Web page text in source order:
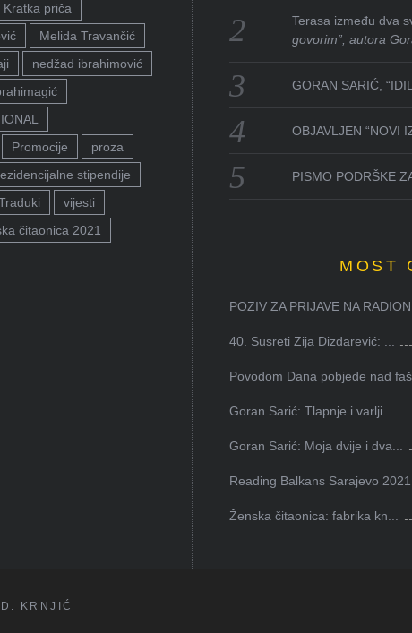
Kratka priča
Melida Travančić
nedžad ibrahimović
Promocije
proza
stipendije
vijesti
čitaonica 2021
Terasa između dva
govorim”, autora
GORAN SARIĆ,
OBJAVLJEN “NOVI
PISMO PODRŠKE
MOST
POZIV ZA PRIJAVE NA
40. Susreti Zija Dizdarević: ...
Povodom Dana pobjede nad
Goran Sarić: Tlapnje i varlji...
Goran Sarić: Moja dvije i dva...
Reading Balkans Sarajevo
Ženska čitaonica: fabrika kn...
KRNJIĆ